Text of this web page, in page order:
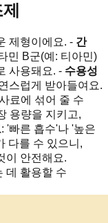
제형이에요. - 간
민 B군(예: 티아민)
사용돼요. - 수용성
스럽게 받아들여요.
료에 섞어 줄 수
용량을 지키고,
: '빠른 흡수'나 '높은
다를 수 있으니,
이 안전해요.
데 활용할 수